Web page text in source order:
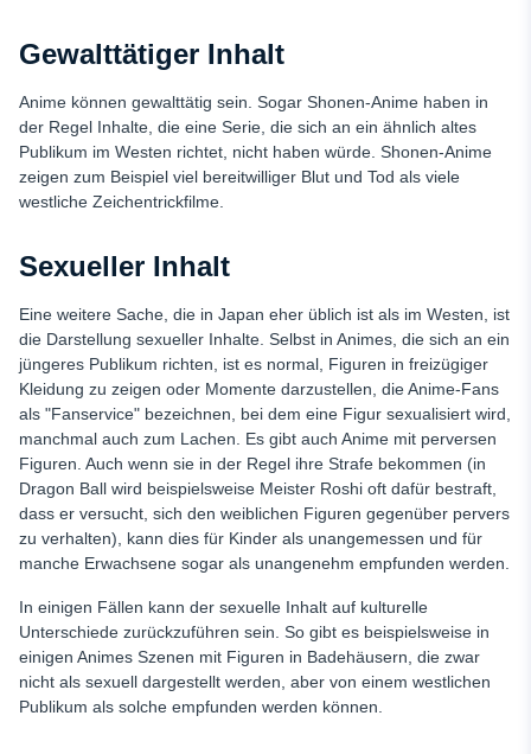
Gewalttätiger Inhalt
Anime können gewalttätig sein. Sogar Shonen-Anime haben in
der Regel Inhalte, die eine Serie, die sich an ein ähnlich altes
Publikum im Westen richtet, nicht haben würde. Shonen-Anime
zeigen zum Beispiel viel bereitwilliger Blut und Tod als viele
westliche Zeichentrickfilme.
Sexueller Inhalt
Eine weitere Sache, die in Japan eher üblich ist als im Westen, ist
die Darstellung sexueller Inhalte. Selbst in Animes, die sich an ein
jüngeres Publikum richten, ist es normal, Figuren in freizügiger
Kleidung zu zeigen oder Momente darzustellen, die Anime-Fans
als "Fanservice" bezeichnen, bei dem eine Figur sexualisiert wird,
manchmal auch zum Lachen. Es gibt auch Anime mit perversen
Figuren. Auch wenn sie in der Regel ihre Strafe bekommen (in
Dragon Ball wird beispielsweise Meister Roshi oft dafür bestraft,
dass er versucht, sich den weiblichen Figuren gegenüber pervers
zu verhalten), kann dies für Kinder als unangemessen und für
manche Erwachsene sogar als unangenehm empfunden werden.
In einigen Fällen kann der sexuelle Inhalt auf kulturelle
Unterschiede zurückzuführen sein. So gibt es beispielsweise in
einigen Animes Szenen mit Figuren in Badehäusern, die zwar
nicht als sexuell dargestellt werden, aber von einem westlichen
Publikum als solche empfunden werden können.